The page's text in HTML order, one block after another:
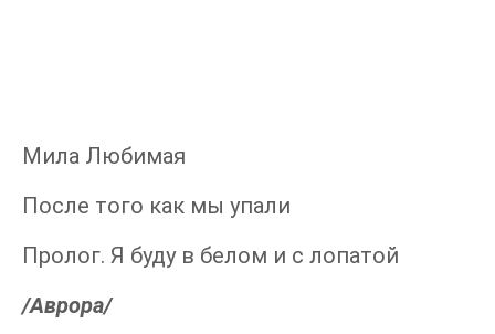
Мила Любимая
После того как мы упали
Пролог. Я буду в белом и с лопатой
/Аврора/